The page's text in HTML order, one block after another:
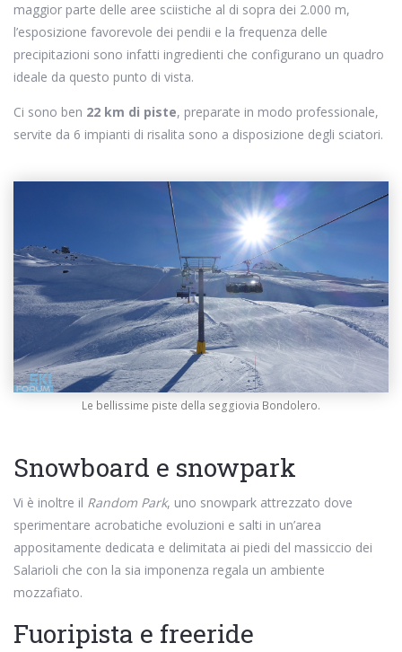
maggior parte delle aree sciistiche al di sopra dei 2.000 m,
l’esposizione favorevole dei pendii e la frequenza delle
precipitazioni sono infatti ingredienti che configurano un quadro
ideale da questo punto di vista.
Ci sono ben 22 km di piste, preparate in modo professionale,
servite da 6 impianti di risalita sono a disposizione degli sciatori.
Le bellissime piste della seggiovia Bondolero.
Snowboard e snowpark
Vi è inoltre il Random Park, uno snowpark attrezzato dove
sperimentare acrobatiche evoluzioni e salti in un’area
appositamente dedicata e delimitata ai piedi del massiccio dei
Salarioli che con la sia imponenza regala un ambiente
mozzafiato.
Fuoripista e freeride